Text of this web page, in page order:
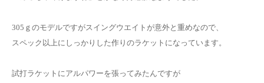
305ｇのモデルですがスイングウエイトが意外と重めなので、
スペック以上にしっかりした作りのラケットになっています。
試打ラケットにアルパワーを張ってみたんですが